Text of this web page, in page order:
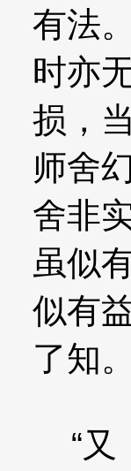
有法
时亦
损，
师舍
舍非
虽似
似有
了知。
“又